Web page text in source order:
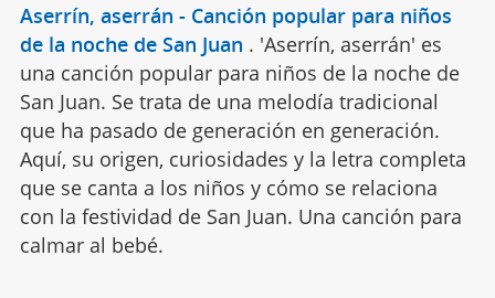
Aserrín, aserrán - Canción popular para niños
de la noche de San Juan . 'Aserrín, aserrán' es
una canción popular para niños de la noche de
San Juan. Se trata de una melodía tradicional
que ha pasado de generación en generación.
Aquí, su origen, curiosidades y la letra completa
que se canta a los niños y cómo se relaciona
con la festividad de San Juan. Una canción para
calmar al bebé.